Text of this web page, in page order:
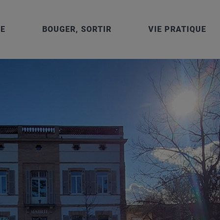
et 5 rue Cayssials – 31150 GRATENTOUR –
BOUGER, SORTIR VIE PRATIQUE